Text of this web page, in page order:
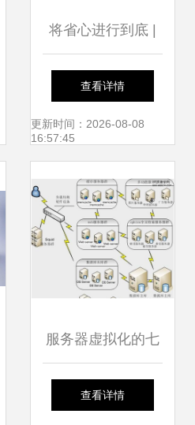
将省心进行到底 |
您的贴心数据库管
家来报到!
查看详情
更新时间：2026-08-08
16:57:45
服务器虚拟化的七
大好处 以数据库服
查看详情